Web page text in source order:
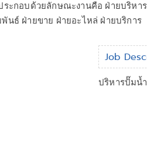
ระกอบด้วยลักษณะงานคือ ฝ่ายบริห
นธ์ ฝ่ายขาย ฝ่ายอะไหล่ ฝ่ายบริการ
Job
ปริหารปั๊มน้